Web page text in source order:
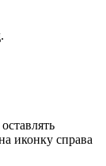
иконку справа